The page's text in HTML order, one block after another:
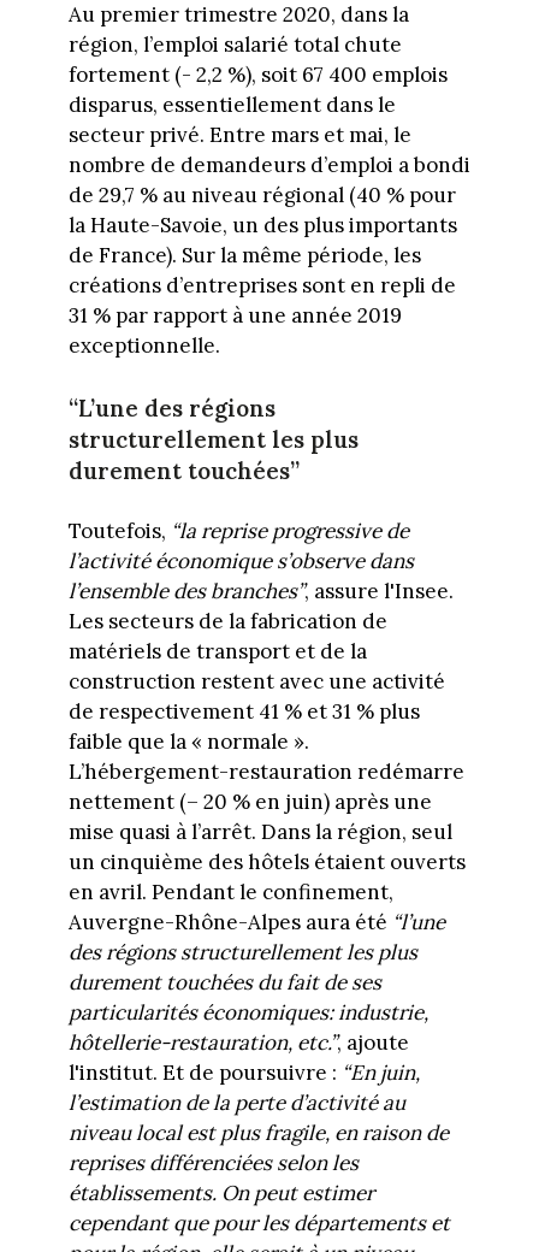
Au premier trimestre 2020, dans la
région, l’emploi salarié total chute
fortement (- 2,2 %), soit 67 400 emplois
disparus, essentiellement dans le
secteur privé. Entre mars et mai, le
nombre de demandeurs d’emploi a bondi
de 29,7 % au niveau régional (40 % pour
la Haute-Savoie, un des plus importants
de France). Sur la même période, les
créations d’entreprises sont en repli de
31 % par rapport à une année 2019
exceptionnelle.
“L’une des régions
structurellement les plus
durement touchées”
Toutefois, “la reprise progressive de
l’activité économique s’observe dans
l’ensemble des branches”, assure l'Insee.
Les secteurs de la fabrication de
matériels de transport et de la
construction restent avec une activité
de respectivement 41 % et 31 % plus
faible que la « normale ».
L’hébergement-restauration redémarre
nettement (– 20 % en juin) après une
mise quasi à l’arrêt. Dans la région, seul
un cinquième des hôtels étaient ouverts
en avril. Pendant le confinement,
Auvergne-Rhône-Alpes aura été “l’une
des régions structurellement les plus
durement touchées du fait de ses
particularités économiques: industrie,
hôtellerie-restauration, etc.”, ajoute
l'institut. Et de poursuivre : “En juin,
l’estimation de la perte d’activité au
niveau local est plus fragile, en raison de
reprises différenciées selon les
établissements. On peut estimer
cependant que pour les départements et